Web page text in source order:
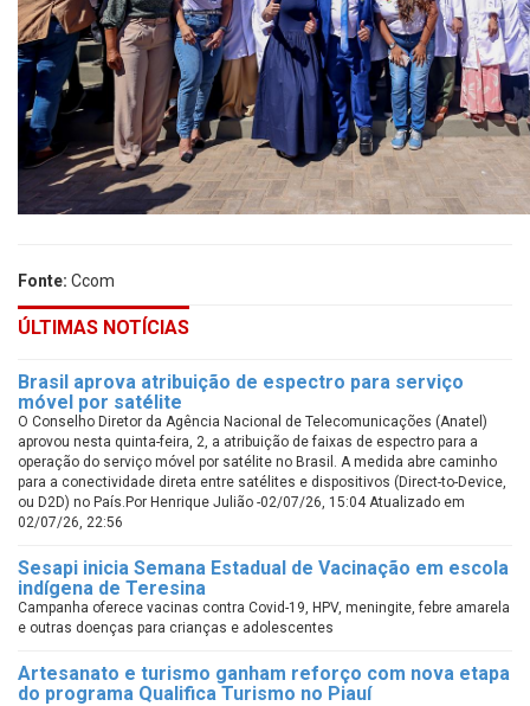
Fonte: Ccom
ÚLTIMAS NOTÍCIAS
Brasil aprova atribuição de espectro para serviço
móvel por satélite
O Conselho Diretor da Agência Nacional de Telecomunicações (Anatel)
aprovou nesta quinta-feira, 2, a atribuição de faixas de espectro para a
operação do serviço móvel por satélite no Brasil. A medida abre caminho
para a conectividade direta entre satélites e dispositivos (Direct-to-Device,
ou D2D) no País.Por Henrique Julião -02/07/26, 15:04 Atualizado em
02/07/26, 22:56
Sesapi inicia Semana Estadual de Vacinação em escola
indígena de Teresina
Campanha oferece vacinas contra Covid-19, HPV, meningite, febre amarela
e outras doenças para crianças e adolescentes
Artesanato e turismo ganham reforço com nova etapa
do programa Qualifica Turismo no Piauí